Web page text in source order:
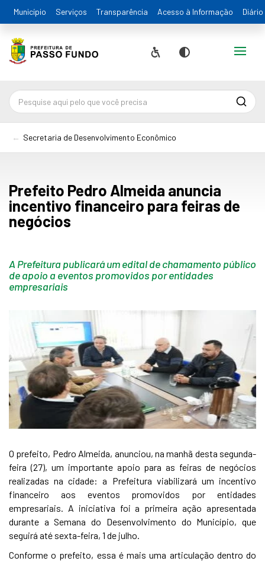
Município Serviços Transparência Acesso à Informação
Acessibilidade
Contraste
Alternar
Secretaria de Desenvolvimento Econômico
Prefeito Pedro Almeida anuncia
incentivo financeiro para feiras de
negócios
A Prefeitura publicará um edital de chamamento público
de apoio a eventos promovidos por entidades
empresariais
O prefeito, Pedro Almeida, anunciou, na manhã desta segunda-
feira (27), um importante apoio para as feiras de negócios
realizadas na cidade: a Prefeitura viabilizará um incentivo
financeiro aos eventos promovidos por entidades
empresariais. A iniciativa foi a primeira ação apresentada
durante a Semana do Desenvolvimento do Município, que
seguirá até sexta-feira, 1 de julho.
Conforme o prefeito, essa é mais uma articulação dentro do